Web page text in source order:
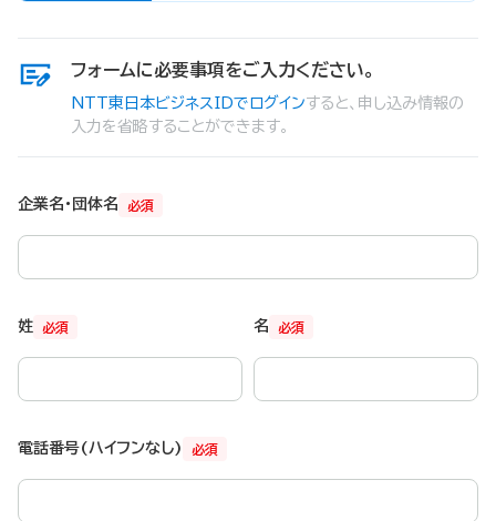
フォームに必要事項をご入力ください。
NTT東日本ビジネスIDでログインすると、申し込み情報の
入力を省略することができます。
必須
企業名・団体名
必須
姓 必須
名
必須
電話番号(ハイフンなし)